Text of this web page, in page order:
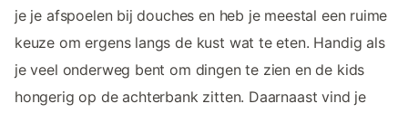
je je afspoelen bij douches en heb je meestal een ruime
keuze om ergens langs de kust wat te eten. Handig als
je veel onderweg bent om dingen te zien en de kids
hongerig op de achterbank zitten. Daarnaast vind je